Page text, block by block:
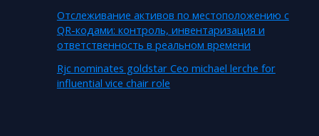
Отслеживание активов по местоположению с
QR-кодами: контроль, инвентаризация и
ответственность в реальном времени
Rjc nominates goldstar Ceo michael lerche for
influential vice chair role